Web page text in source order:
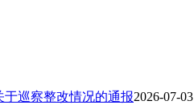
巡察整改情况的通报2026-07-03